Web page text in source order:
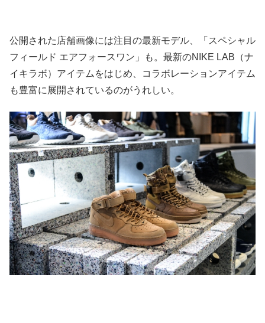
公開された店舗画像には注目の最新モデル、「スペシャル
フィールド エアフォースワン」も。最新のNIKE LAB（ナ
イキラボ）アイテムをはじめ、コラボレーションアイテム
も豊富に展開されているのがうれしい。